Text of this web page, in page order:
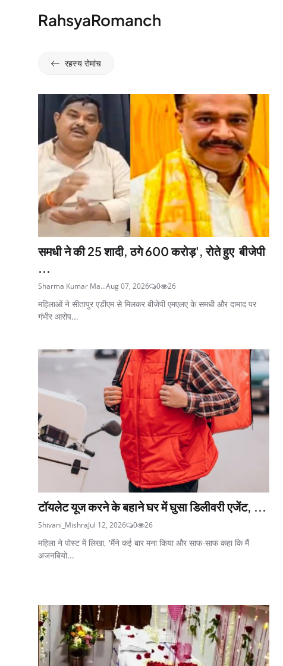
RahsyaRomanch
रहस्य रोमांच
समधी ने की 25 शादी, ठगे 600 करोड़', रोते हुए बीजेपी
...
Sharma Kumar Ma...Aug 07, 2026 0 26
महिलाओं ने सीतापुर एडीएम से मिलकर बीजेपी एमएलए के समधी और दामाद पर
गंभीर आरोप...
टॉयलेट यूज करने के बहाने घर में घुसा डिलीवरी एजेंट, ...
Shivani_MishraJul 12, 2026 0 26
महिला ने पोस्ट में लिखा, 'मैंने कई बार मना किया और साफ-साफ कहा कि मैं
अजनबियो...